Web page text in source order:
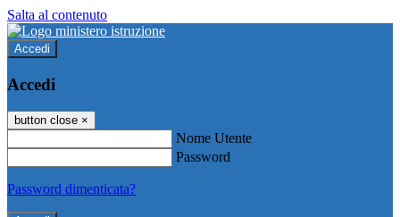
Salta al contenuto
Accedi
Accedi
button close ×
Nome Utente
Password
Password dimenticata?